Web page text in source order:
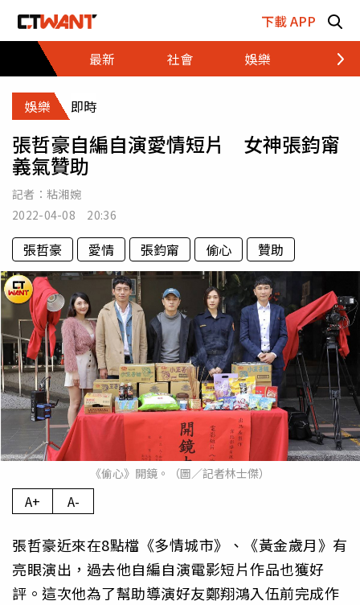
下載 APP
最新
社會 娛樂 財經
娛樂 即時
張哲豪自編自演愛情短片 女神張鈞甯
義氣贊助
記者： 粘湘婉
2022-04-08 20:36
張哲豪 愛情 張鈞甯 偷心 贊助
《偷心》開鏡。（圖／記者林士傑）
A+ A-
張哲豪近來在8點檔《多情城市》、《黃金歲月》有
亮眼演出，過去他自編自演電影短片作品也獲好
評。這次他為了幫助導演好友鄭翔鴻入伍前完成作